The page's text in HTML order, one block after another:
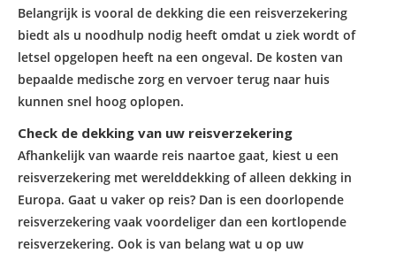
Belangrijk is vooral de dekking die een reisverzekering
biedt als u noodhulp nodig heeft omdat u ziek wordt of
letsel opgelopen heeft na een ongeval. De kosten van
bepaalde medische zorg en vervoer terug naar huis
kunnen snel hoog oplopen.
Check de dekking van uw reisverzekering
Afhankelijk van waarde reis naartoe gaat, kiest u een
reisverzekering met werelddekking of alleen dekking in
Europa. Gaat u vaker op reis? Dan is een doorlopende
reisverzekering vaak voordeliger dan een kortlopende
reisverzekering. Ook is van belang wat u op uw